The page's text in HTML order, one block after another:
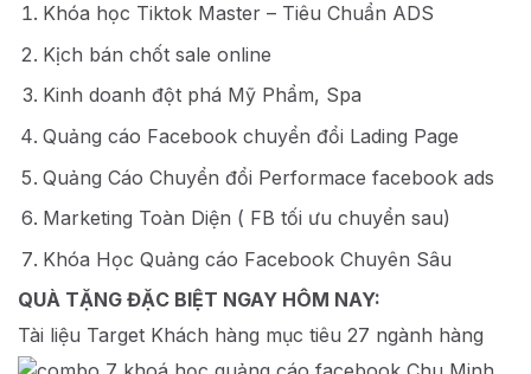
Khóa học Tiktok Master – Tiêu Chuẩn ADS
Kịch bán chốt sale online
Kinh doanh đột phá Mỹ Phẩm, Spa
Quảng cáo Facebook chuyển đổi Lading Page
Quảng Cáo Chuyển đổi Performace facebook ads
Marketing Toàn Diện ( FB tối ưu chuyển sau)
Khóa Học Quảng cáo Facebook Chuyên Sâu
QUÀ TẶNG ĐẶC BIỆT NGAY HÔM NAY:
Tài liệu Target Khách hàng mục tiêu 27 ngành hàng